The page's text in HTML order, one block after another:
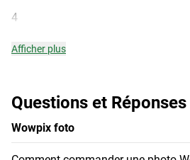
Questions et Réponses
Wowpix foto
4
Afficher plus